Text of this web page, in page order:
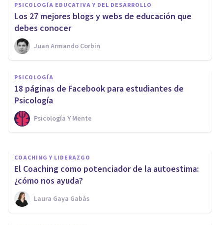
PSICOLOGÍA EDUCATIVA Y DEL DESARROLLO
Los 27 mejores blogs y webs de educación que
debes conocer
Juan Armando Corbin
PSICOLOGÍA
​18 páginas de Facebook para estudiantes de
Psicología
Psicología Y Mente
Cómo el Coaching ayuda a
transformar Creencias
D'arte Human And Business School
COACHING Y LIDERAZGO
El Coaching como potenciador de la autoestima:
¿cómo nos ayuda?
Laura Gaya Gabàs